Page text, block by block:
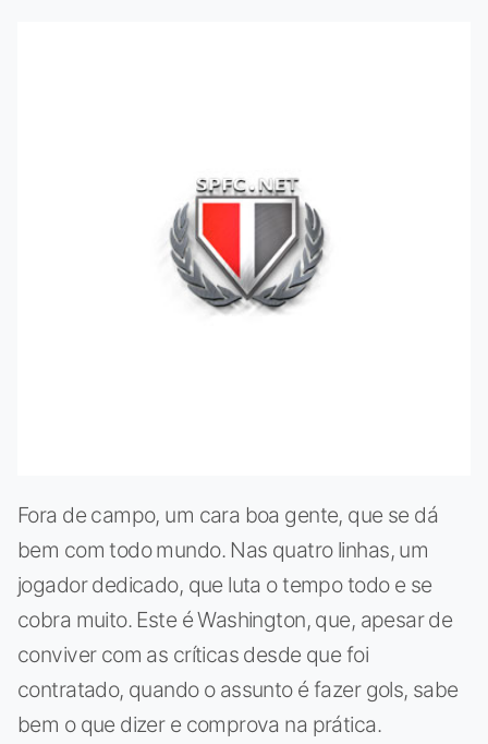
Fora de campo, um cara boa gente, que se dá
bem com todo mundo. Nas quatro linhas, um
jogador dedicado, que luta o tempo todo e se
cobra muito. Este é Washington, que, apesar de
conviver com as críticas desde que foi
contratado, quando o assunto é fazer gols, sabe
bem o que dizer e comprova na prática.